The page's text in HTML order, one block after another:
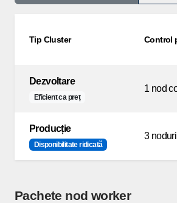
Tip Cluster Control
Dezvoltare
Eficient ca preț
1 nod
Producție
Disponibilitate ridicată
3
Pachete nod worker